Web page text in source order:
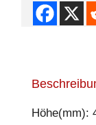
Höhe(mm):